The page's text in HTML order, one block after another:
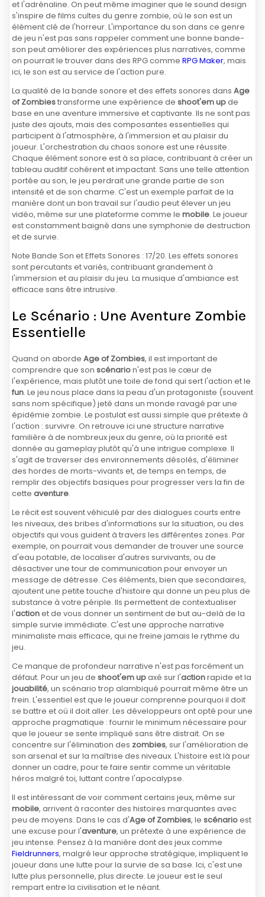
et l'adrénaline. On peut même imaginer que le sound design
s'inspire de films cultes du genre zombie, où le son est un
élément clé de l'horreur. L'importance du son dans ce genre
de jeu n'est pas sans rappeler comment une bonne bande-
son peut améliorer des expériences plus narratives, comme
on pourrait le trouver dans des RPG comme RPG Maker, mais
ici, le son est au service de l'action pure.
La qualité de la bande sonore et des effets sonores dans Age
of Zombiestransforme une expérience de shoot'em upde
base en une aventure immersive et captivante. Ils ne sont pas
juste des ajouts, mais des composantes essentielles qui
participent à l'atmosphère, à l'immersion et au plaisir du
joueur. L'orchestration du chaos sonore est une réussite.
Chaque élément sonore est à sa place, contribuant à créer un
tableau auditif cohérent et impactant. Sans une telle attention
portée au son, le jeu perdrait une grande partie de son
intensité et de son charme. C'est un exemple parfait de la
manière dont un bon travail sur l'audio peut élever un jeu
vidéo, même sur une plateforme comme le mobile. Le joueur
est constamment baigné dans une symphonie de destruction
et de survie.
Note Bande Son et Effets Sonores : 17/20. Les effets sonores
sont percutants et variés, contribuant grandement à
l'immersion et au plaisir du jeu. La musique d'ambiance est
efficace sans être intrusive.
Le Scénario : Une Aventure Zombie
Essentielle
Quand on aborde Age of Zombies, il est important de
comprendre que son scénarion'est pas le cœur de
l'expérience, mais plutôt une toile de fond qui sert l'action et le
fun. Le jeu nous place dans la peau d'un protagoniste (souvent
sans nom spécifique) jeté dans un monde ravagé par une
épidémie zombie. Le postulat est aussi simple que prétexte à
l'action : survivre. On retrouve ici une structure narrative
familière à de nombreux jeux du genre, où la priorité est
donnée au gameplay plutôt qu'à une intrigue complexe. Il
s'agit de traverser des environnements désolés, d'éliminer
des hordes de morts-vivants et, de temps en temps, de
remplir des objectifs basiques pour progresser vers la fin de
cette aventure.
Le récit est souvent véhiculé par des dialogues courts entre
les niveaux, des bribes d'informations sur la situation, ou des
objectifs qui vous guident à travers les différentes zones. Par
exemple, on pourrait vous demander de trouver une source
d'eau potable, de localiser d'autres survivants, ou de
désactiver une tour de communication pour envoyer un
message de détresse. Ces éléments, bien que secondaires,
ajoutent une petite touche d'histoire qui donne un peu plus de
substance à votre périple. Ils permettent de contextualiser
l'actionet de vous donner un sentiment de but au-delà de la
simple survie immédiate. C'est une approche narrative
minimaliste mais efficace, qui ne freine jamais le rythme du
jeu.
Ce manque de profondeur narrative n'est pas forcément un
défaut. Pour un jeu de shoot'em upaxé sur l'actionrapide et la
jouabilité, un scénario trop alambiqué pourrait même être un
frein. L'essentiel est que le joueur comprenne pourquoi il doit
se battre et où il doit aller. Les développeurs ont opté pour une
approche pragmatique : fournir le minimum nécessaire pour
que le joueur se sente impliqué sans être distrait. On se
concentre sur l'élimination des zombies, sur l'amélioration de
son arsenal et sur la maîtrise des niveaux. L'histoire est là pour
donner un cadre, pour te faire sentir comme un véritable
héros malgré toi, luttant contre l'apocalypse.
Il est intéressant de voir comment certains jeux, même sur
mobile, arrivent à raconter des histoires marquantes avec
peu de moyens. Dans le cas d'Age of Zombies, le scénarioest
une excuse pour l'aventure, un prétexte à une expérience de
jeu intense. Pensez à la manière dont des jeux comme
Fieldrunners, malgré leur approche stratégique, impliquent le
joueur dans une lutte pour la survie de sa base. Ici, c'est une
lutte plus personnelle, plus directe. Le joueur est le seul
rempart entre la civilisation et le néant.